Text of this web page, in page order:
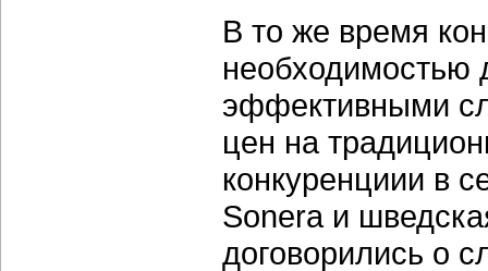
В то же время
необходимостью
эффективными
цен на
конкуренциии в
Sonera и
договорились о